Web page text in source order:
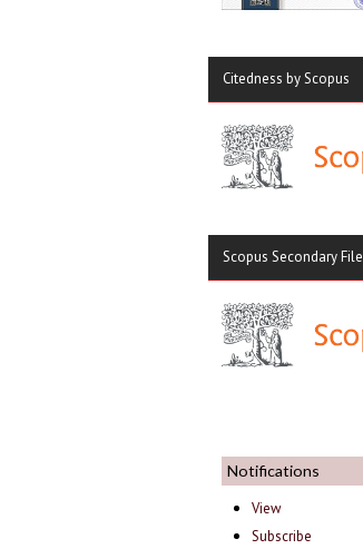
Citedness by Scopus
Scopus Secondary File
Notifications
View
Subscribe